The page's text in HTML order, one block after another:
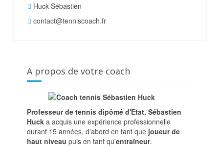
Huck Sébastien
contact@tenniscoach.fr
A propos de votre coach
Professeur de tennis dipômé d'Etat, Sébastien
Huck a acquis une expérience professionnelle
durant 15 années, d'abord en tant que joueur de
haut niveau puis en tant qu'entraîneur.